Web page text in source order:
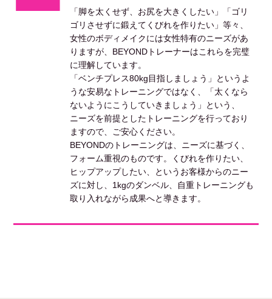
「脚を太くせず、お尻を大きくしたい」「ゴリ
ゴリさせずに鍛えてくびれを作りたい」等々、
女性のボディメイクには女性特有のニーズがあ
りますが、BEYONDトレーナーはこれらを完璧
に理解しています。
「ベンチプレス80kg目指しましょう」というよ
うな安易なトレーニングではなく、「太くなら
ないようにこうしていきましょう」という、
ニーズを前提としたトレーニングを行っており
ますので、ご安心ください。
BEYONDのトレーニングは、ニーズに基づく、
フォーム重視のものです。くびれを作りたい、
ヒップアップしたい、というお客様からのニー
ズに対し、1kgのダンベル、自重トレーニングも
取り入れながら成果へと導きます。